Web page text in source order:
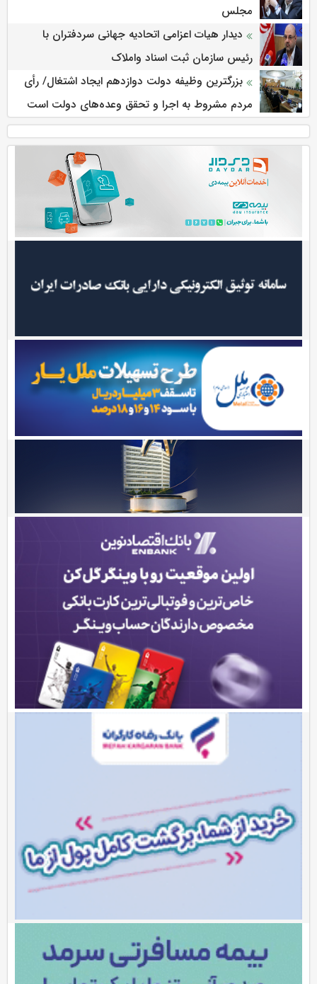
مجلس
دیدار هیات اعزامی اتحادیه جهانی سردفتران با
رئیس سازمان ثبت اسناد واملاک
بزرگترین وظیفه دولت دوازدهم ایجاد اشتغال/ رأی
مردم مشروط به اجرا و تحقق وعده‌های دولت است